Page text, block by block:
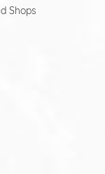
Shops